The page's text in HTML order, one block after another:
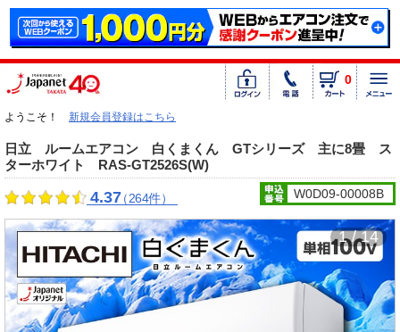
0
ようこそ！ 新規会員登録はこちら
日立 ルームエアコン 白くまくん GTシリーズ 主に8畳 ス
ターホワイト RAS-GT2526S(W)
4.37（264件） W0D09-00008B
1 / 14